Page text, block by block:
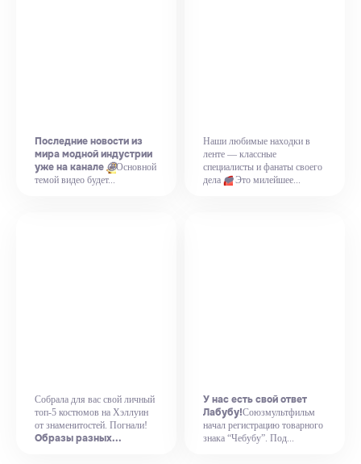
Последние новости из
мира модной индустрии
уже на канале🤩Основной
темой видео будет...
Наши любимые находки в
ленте — классные
специалисты и фанаты своего
дела ❤️Это милейшее...
Собрала для вас свой личный
топ-5 костюмов на Хэллуин
от знаменитостей. Погнали!
Образы разных...
У нас есть свой ответ
Лабубу!Союзмультфильм
начал регистрацию товарного
знака “Чебубу”. Под...